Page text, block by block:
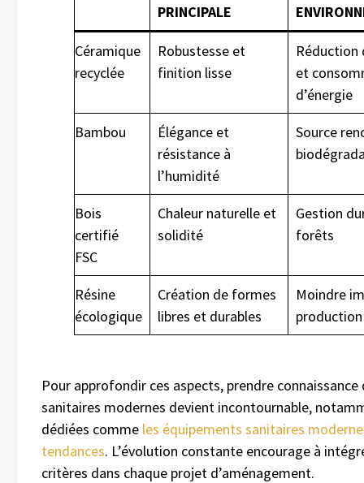
PRINCIPALE
Céramique
recyclée
Robustesse et
finition lisse
Réduction
et
d’énergie
Bambou
Élégance et
résistance à
l’humidité
Source
Bois
certifié
FSC
Chaleur naturelle et
solidité
Gestion
forêts
Résine
écologique
Création de formes
libres et durables
Moindre
production
Pour approfondir ces aspects, prendre
sanitaires modernes devient incontournable,
dédiées comme les équipements sanitaires
tendances. L’évolution constante encourage à
critères dans chaque projet d’aménagement.